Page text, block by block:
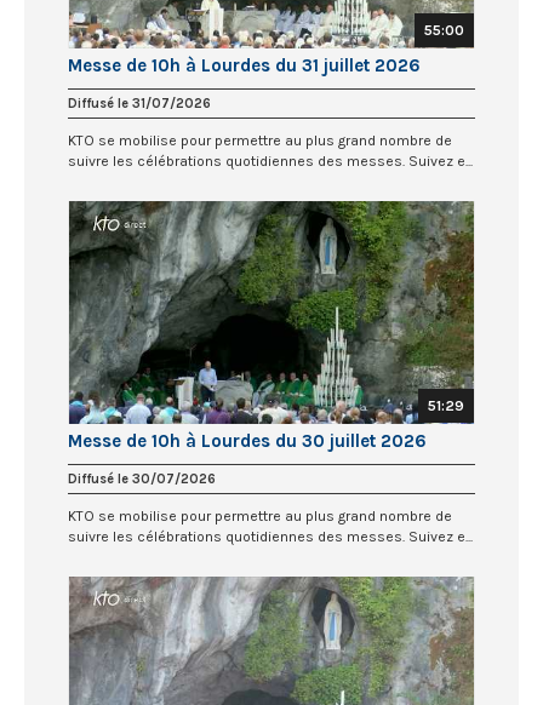
55:00
Messe de 10h à Lourdes du 31 juillet 2026
Diffusé le 31/07/2026
KTO se mobilise pour permettre au plus grand nombre de
suivre les célébrations quotidiennes des messes. Suivez e...
51:29
Messe de 10h à Lourdes du 30 juillet 2026
Diffusé le 30/07/2026
KTO se mobilise pour permettre au plus grand nombre de
suivre les célébrations quotidiennes des messes. Suivez e...